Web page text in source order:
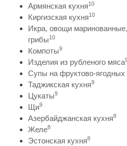
Армянская кухня10
Киргизская кухня10
Икра, овощи
грибы10
Компоты9
Изделия из рубленого мяса
Супы на фруктово-ягодных
Таджикская кухня9
Цукаты9
Щи9
Азербайджанская кухня8
Желе8
Эстонская кухня8